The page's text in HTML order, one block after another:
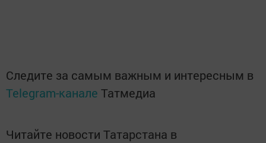
Следите за самым важным и интересным в
Telegram-канале Татмедиа
Читайте новости Татарстана в